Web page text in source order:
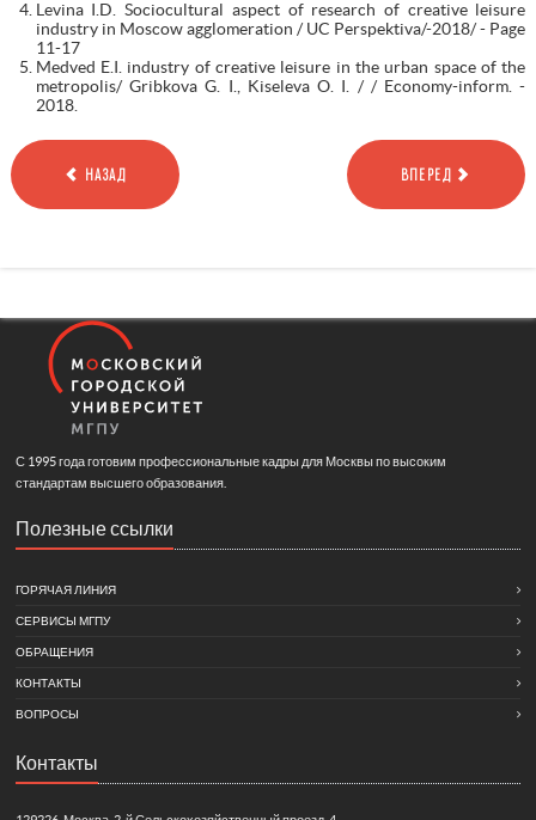
Levina I.D. Sociocultural aspect of research of creative leisure
industry in Moscow agglomeration / UC Perspektiva/-2018/ - Page
11-17
Medved E.I. industry of creative leisure in the urban space of the
metropolis/ Gribkova G. I., Kiseleva O. I. / / Economy-inform. -
2018.
НАЗАД ВПЕРЕД
С 1995 года готовим профессиональные кадры для Москвы по высоким
стандартам высшего образования.
Полезные ссылки
ГОРЯЧАЯ ЛИНИЯ
СЕРВИСЫ МГПУ
ОБРАЩЕНИЯ
КОНТАКТЫ
ВОПРОСЫ
Контакты